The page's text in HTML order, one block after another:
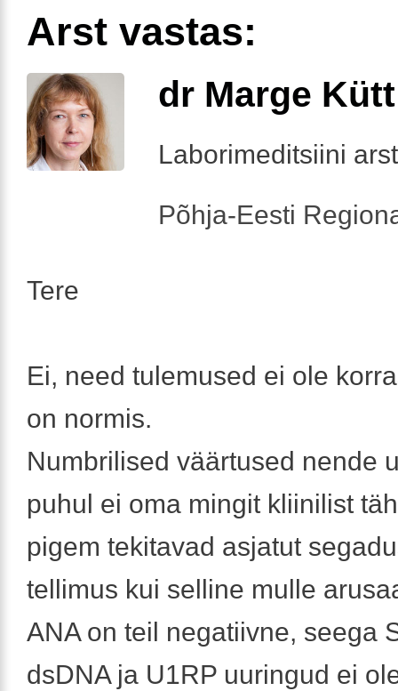
Arst vastas:
dr Marge Kütt
Laborimeditsiini arst
Põhja-Eesti
Tere
Ei, need tulemused ei ole
on normis.
Numbrilised väärtused nende
puhul ei oma mingit kliinilist
pigem tekitavad asjatut
tellimus kui selline mulle
ANA on teil negatiivne, seega
dsDNA ja U1RP uuringud ei